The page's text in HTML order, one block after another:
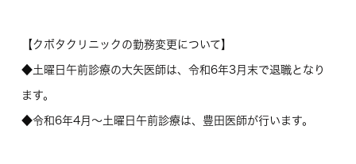
【クボタクリニックの勤務変更について】
◆土曜日午前診療の大矢医師は、令和6年3月末で退職となり
ます。
◆令和6年4月～土曜日午前診療は、豊田医師が行います。